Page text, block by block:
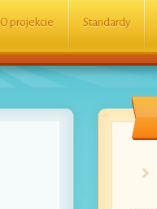
O projekcie Standardy